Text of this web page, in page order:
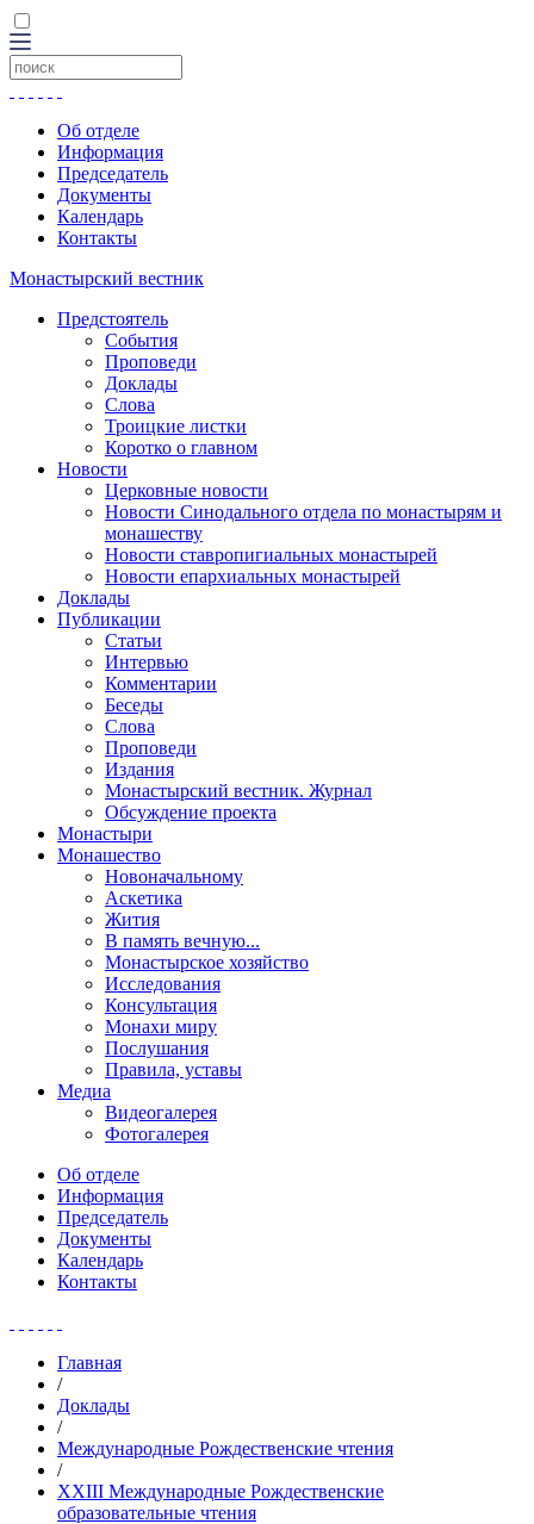
Об отделе
Информация
Председатель
Документы
Календарь
Контакты
Монастырский вестник
Предстоятель
События
Проповеди
Доклады
Слова
Троицкие листки
Коротко о главном
Новости
Церковные новости
Новости Синодального отдела по монастырям и
монашеству
Новости ставропигиальных монастырей
Новости епархиальных монастырей
Доклады
Публикации
Статьи
Интервью
Комментарии
Беседы
Слова
Проповеди
Издания
Монастырский вестник. Журнал
Обсуждение проекта
Монастыри
Монашество
Новоначальному
Аскетика
Жития
В память вечную...
Монастырское хозяйство
Исследования
Консультация
Монахи миру
Послушания
Правила, уставы
Медиа
Видеогалерея
Фотогалерея
Об отделе
Информация
Председатель
Документы
Календарь
Контакты
Главная
/
Доклады
/
Международные Рождественские чтения
/
XXIII Международные Рождественские
образовательные чтения